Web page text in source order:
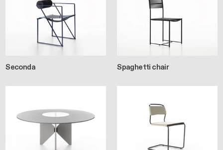
Seconda Spaghetti chair